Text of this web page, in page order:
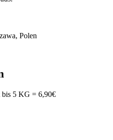
Polen
bis 5 KG = 6,90€